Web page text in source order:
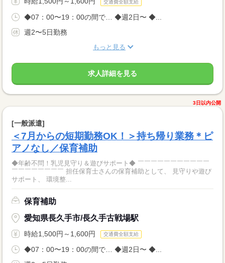
交通費全額支給
◆07：00〜19：00の間で… ◆週2日〜 ◆...
週2〜5日勤務
もっと見る
求人詳細を見る
3日以内公開
[一般派遣]
＜7月からの短期勤務OK！＞持ち帰り業務＊ピ
アノなし／保育補助
◆年齢不問！乳児見守り＆遊びサポート◆ ￣￣￣￣￣￣￣￣￣￣￣
￣￣￣￣￣￣￣￣ 担任保育士さんの保育補助として、 見守りや遊び
サポート、 環境整...
保育補助
愛知県長久手市/長久手古戦場駅
時給1,500円～1,600円 交通費全額支給
◆07：00〜19：00の間で… ◆週2日〜 ◆...